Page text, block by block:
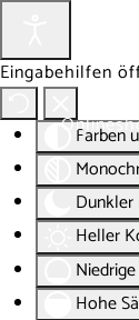
Eingabehilfen
Farben
Heller
Hohe